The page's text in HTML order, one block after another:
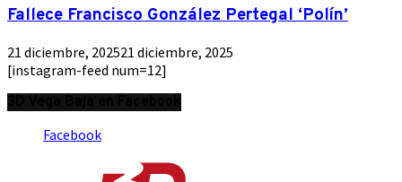
Fallece Francisco González Pertegal ‘Polín’
21 diciembre, 202521 diciembre, 2025
[instagram-feed num=12]
Facebook